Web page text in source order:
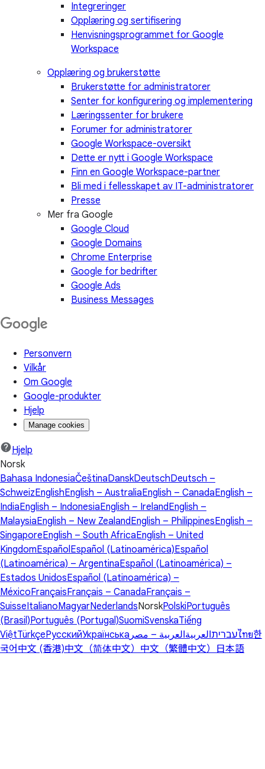
Integreringer
Opplæring og sertifisering
Henvisningsprogrammet for Google
Workspace
Opplæring og brukerstøtte
Brukerstøtte for administratorer
Senter for konfigurering og implementering
Læringssenter for brukere
Forumer for administratorer
Google Workspace-oversikt
Dette er nytt i Google Workspace
Finn en Google Workspace-partner
Bli med i fellesskapet av IT-administratorer
Presse
Mer fra Google
Google Cloud
Google Domains
Chrome Enterprise
Google for bedrifter
Google Ads
Business Messages
Personvern
Vilkår
Om Google
Google-produkter
Hjelp
Manage cookies
Hjelp
Norsk
Bahasa IndonesiaČeštinaDanskDeutschDeutsch –
SchweizEnglishEnglish – AustraliaEnglish – CanadaEnglish –
IndiaEnglish – IndonesiaEnglish – IrelandEnglish –
MalaysiaEnglish – New ZealandEnglish – PhilippinesEnglish –
SingaporeEnglish – South AfricaEnglish – United
KingdomEspañolEspañol (Latinoamérica)Español
(Latinoamérica) – ArgentinaEspañol (Latinoamérica) –
Estados UnidosEspañol (Latinoamérica) –
MéxicoFrançaisFrançais – CanadaFrançais –
SuisseItalianoMagyarNederlandsNorskPolskiPortuguês
(Brasil)Português (Portugal)SuomiSvenskaTiếng
ViệtTürkçeРусскийУкраїнська עבריתالعربيةالعربية – مصر ไทย한
국어 中文 (香港)中文（简体中文） 中文（繁體中文） 日本語